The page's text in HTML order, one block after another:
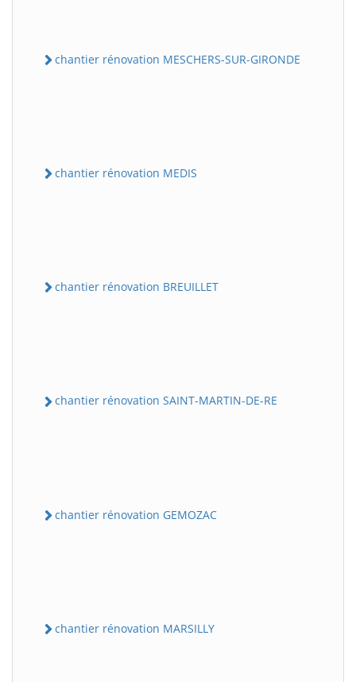
chantier rénovation MESCHERS-SUR-GIRONDE
chantier rénovation MEDIS
chantier rénovation BREUILLET
chantier rénovation SAINT-MARTIN-DE-RE
chantier rénovation GEMOZAC
chantier rénovation MARSILLY